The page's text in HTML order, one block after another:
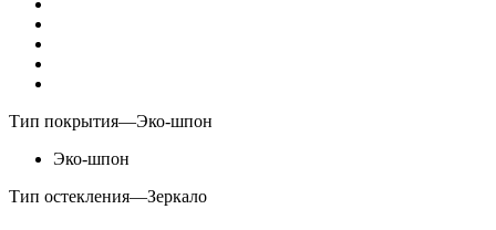
Тип покрытия—Эко-шпон
Эко-шпон
Тип остекления—Зеркало